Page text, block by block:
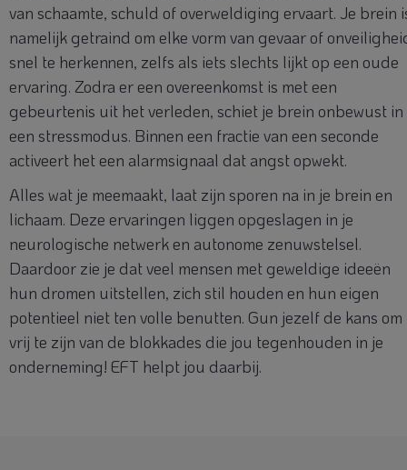
van schaamte, schuld of overweldiging ervaart. Je brein
namelijk getraind om elke vorm van gevaar of
snel te herkennen, zelfs als iets slechts lijkt op een oude
ervaring. Zodra er een overeenkomst is met een
gebeurtenis uit het verleden, schiet je brein onbewust in
een stressmodus. Binnen een fractie van een seconde
activeert het een alarmsignaal dat angst opwekt.
Alles wat je meemaakt, laat zijn sporen na in je brein en
lichaam. Deze ervaringen liggen opgeslagen in je
neurologische netwerk en autonome zenuwstelsel.
Daardoor zie je dat veel mensen met geweldige ideeën
hun dromen uitstellen, zich stil houden en hun eigen
potentieel niet ten volle benutten. Gun jezelf de kans om
vrij te zijn van de blokkades die jou tegenhouden in je
onderneming! EFT helpt jou daarbij.